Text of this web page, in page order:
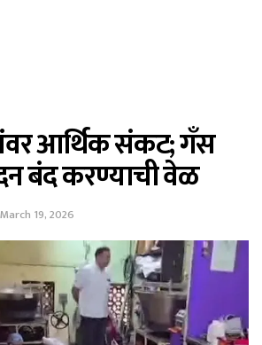
आर्थिक संकट; गँस
बंद करण्याची वेळ
March 19, 2026